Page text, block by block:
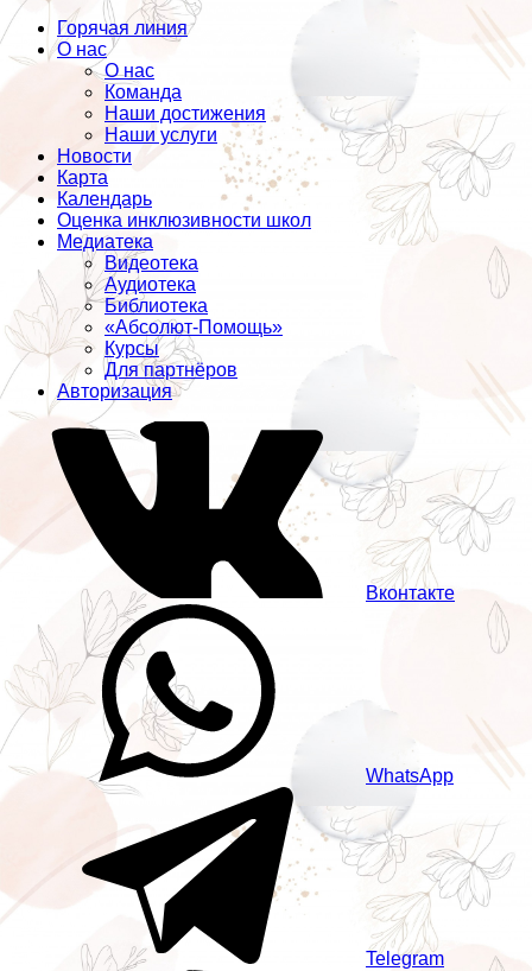
Горячая линия
О нас
О нас
Команда
Наши достижения
Наши услуги
Новости
Карта
Календарь
Оценка инклюзивности школ
Медиатека
Видеотека
Аудиотека
Библиотека
«Абсолют-Помощь»
Курсы
Для партнёров
Авторизация
Вконтакте
WhatsApp
Telegram